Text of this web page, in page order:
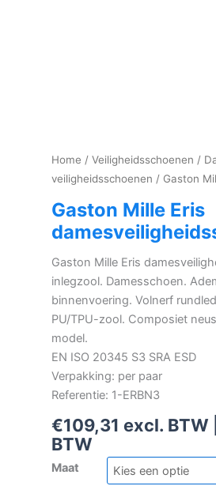
Home / Veiligheidsschoenen /
veiligheidsschoenen / Gaston
Gaston Mille Eris
Gaston Mille Eris
inlegzool. Damesschoen.
binnenvoering. Volnerf
PU/TPU-zool. Composiet
model.
EN ISO 20345 S3 SRA ESD
Verpakking: per paar
Referentie: 1-ERBN3
€109,31 excl. BTW |
BTW
Maat